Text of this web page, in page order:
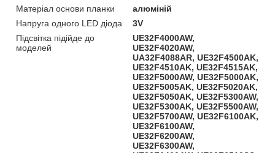
Матеріал основи планки
алюміній
Напруга одного LED діода
3V
Підсвітка підійде до
моделей
UE32F4000AW,
UE32F4020AW,
UA32F4088AR, UE32F4500AK,
UE32F4510AK, UE32F4515AK,
UE32F5000AW, UE32F5000AK,
UE32F5005AK, UE32F5020AK,
UE32F5050AK, UE32F5300AW,
UE32F5300AK, UE32F5500AW,
UE32F5700AW, UE32F6100AK,
UE32F6100AW,
UE32F6200AW,
UE32F6300AW,